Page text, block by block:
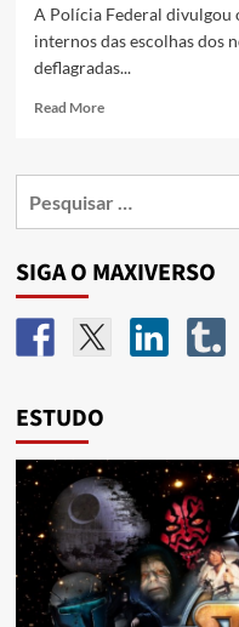
A Polícia Federal divulgou
internos das escolhas dos
deflagradas...
Read More
SIGA O MAXIVERSO
ESTUDO